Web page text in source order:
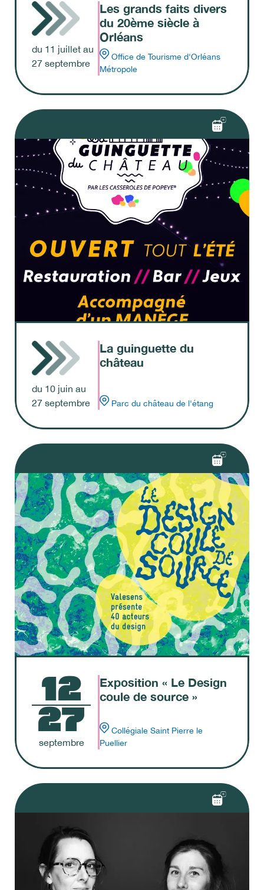
du 11 juillet au
27 septembre
Les grands faits divers
du 20ème siècle à
Orléans
Office de Tourisme d'Orléans
Métropole
du 10 juin au
27 septembre
La guinguette du
château
Parc du château de l'étang
12
27
septembre
Exposition « Le Design
coule de source »
Collégiale Saint Pierre le
Puellier